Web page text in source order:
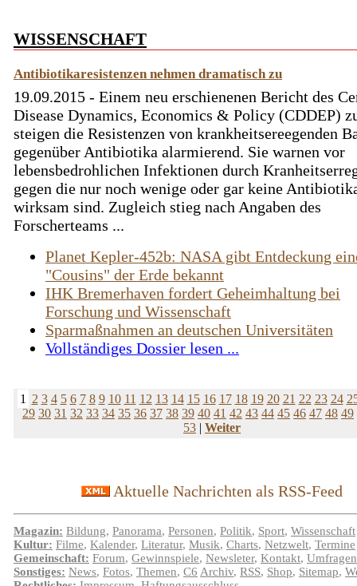
WISSENSCHAFT
Antibiotikaresistenzen nehmen dramatisch zu
19.09.2015 - Einem neu erschienenen Bericht des
Disease Dynamics, Economics & Policy (CDDEP)
steigen die Resistenzen von krankheitsereegenden
gegenüber Antibiotika alarmierend. Sie warnen vor
lebensbedrohlichen Infektionen durch
gegen die nur noch wenige oder gar keine
wirksam sind. Zugleich stieg nach Angaben des
Forscherteams ...
Planet Kepler-452b: NASA gibt Entdeckung
"Cousins" der Erde bekannt
IHK Bremerhaven fordert Geheimhaltung bei
Forschung und Wissenschaft
Sparmaßnahmen an deutschen Universitäten
Vollständiges Dossier lesen ...
1 2 3 4 5 6 7 8 9 10 11 12 13 14 15 16 17 18 19 20 21 22 23 24
29 30 31 32 33 34 35 36 37 38 39 40 41 42 43 44 45 46 47 48 49
53 | Weiter
Aktuelle Nachrichten als RSS-Feed
Magazin: Bildung, Panorama, Personen, Politik, Sport, Wissenschaft
Kultur: Filme, Kalender, Literatur, Musik, Charts, Netzwelt, Termine
Gemeinschaft: Forum, Gewinnspiele, Newsleter, Kontakt, Umfragen
Sonstiges: News, Fotos, Themen, C6 Archiv, RSS, Shop, Sitemap,